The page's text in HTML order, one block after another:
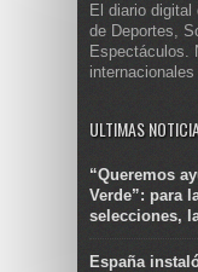
El diario
de Deportes,
Espectáculos.
ULTIMAS
“Queremos
Verde”: para
selecciones,
España